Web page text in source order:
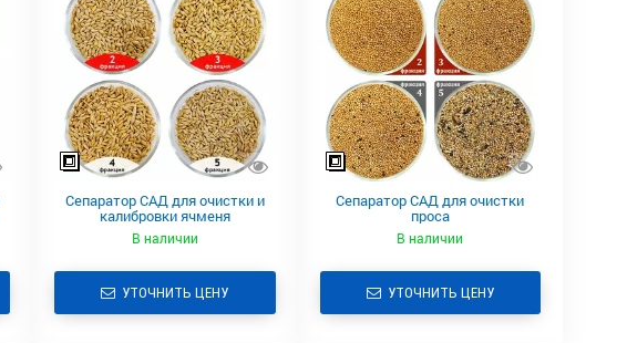
Сепаратор САД для очистки и
калибровки ячменя
В наличии
УТОЧНИТЬ ЦЕНУ
Сепаратор САД для очистки
проса
В наличии
УТОЧНИТЬ ЦЕНУ